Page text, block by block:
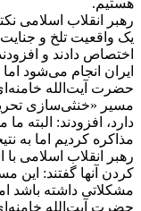
رهبر انقلاب اسلامی
یک واقعیت تلخ و
اختصاص دادند و
ایران انجام می‌شود
حضرت آیت‌الله خامنه‌ای
مسیر «خنثی‌سازی
دارد، افزودند: البته
مذاکره کردیم اما به
رهبر انقلاب اسلامی با
کردن آنها گفتند: این
مشکلاتی داشته
حضرت آیت‌الله